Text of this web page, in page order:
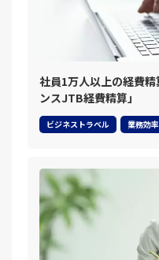
社員1万人以上の経費
ンスJTB経費精算」
ビジネストラベル 業務効